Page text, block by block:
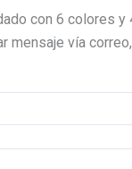
con 6 colores y
mensaje vía